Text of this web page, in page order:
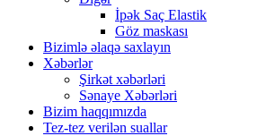
İpək Saç Elastik
Göz maskası
Bizimlə əlaqə saxlayın
Xəbərlər
Şirkət xəbərləri
Sənaye Xəbərləri
Bizim haqqımızda
Tez-tez verilən suallar